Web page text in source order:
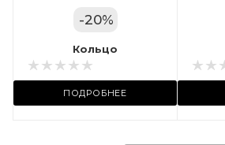
-20%
Кольцо
ПОДРОБНЕЕ
КРАС
Местоположение:
ул. Пушкинская, 11А